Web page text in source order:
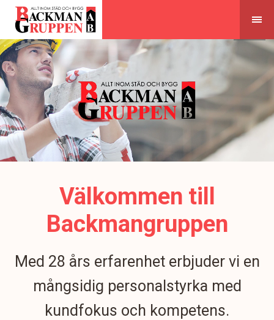
Skip
content
Välkommen till
Backmangruppen
Med 28 års erfarenhet erbjuder vi en
mångsidig personalstyrka med
kundfokus och kompetens.